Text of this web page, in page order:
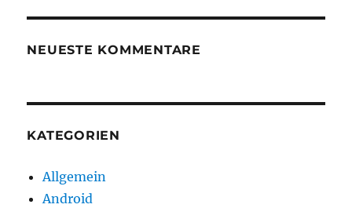
NEUESTE KOMMENTARE
KATEGORIEN
Allgemein
Android